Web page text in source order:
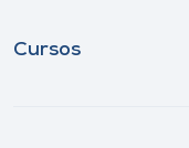
Cursos